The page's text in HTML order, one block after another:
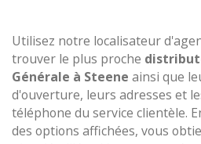
Utilisez notre localisateur
trouver le plus proche
Générale à Steene ainsi que
d'ouverture, leurs adresses et
téléphone du service clientèle.
des options affichées, vous